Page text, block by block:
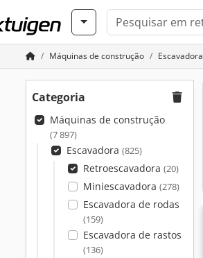
Máquinas de construção Escavadora
Categoria
Máquinas de construção
(7 897)
Escavadora (825)
Retroescavadora (20)
Miniescavadora (278)
Escavadora de rodas
(159)
Escavadora de rastos
(136)